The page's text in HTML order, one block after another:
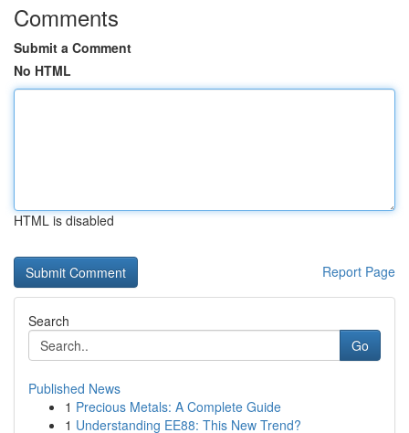
Comments
Submit a Comment
No HTML
HTML is disabled
Report Page
Search
Go
Published News
1 Precious Metals: A Complete Guide
1 Understanding EE88: This New Trend?